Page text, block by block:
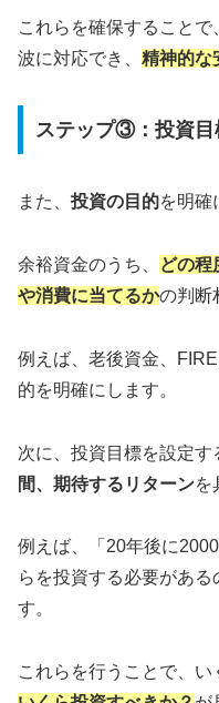
これらを確保すること
波に対応でき、 精神的な
ステップ③：投資目
また、 投資の目的を明確
余裕資金のうち、
どの程
や消費に当てるかの判断
例えば、老後資金、
的を明確にします。
次に、投資目標を設定す
間、期待するリターンを
例えば、「20年後に
らを投資する必要があ
す。
これらを行うことで、い